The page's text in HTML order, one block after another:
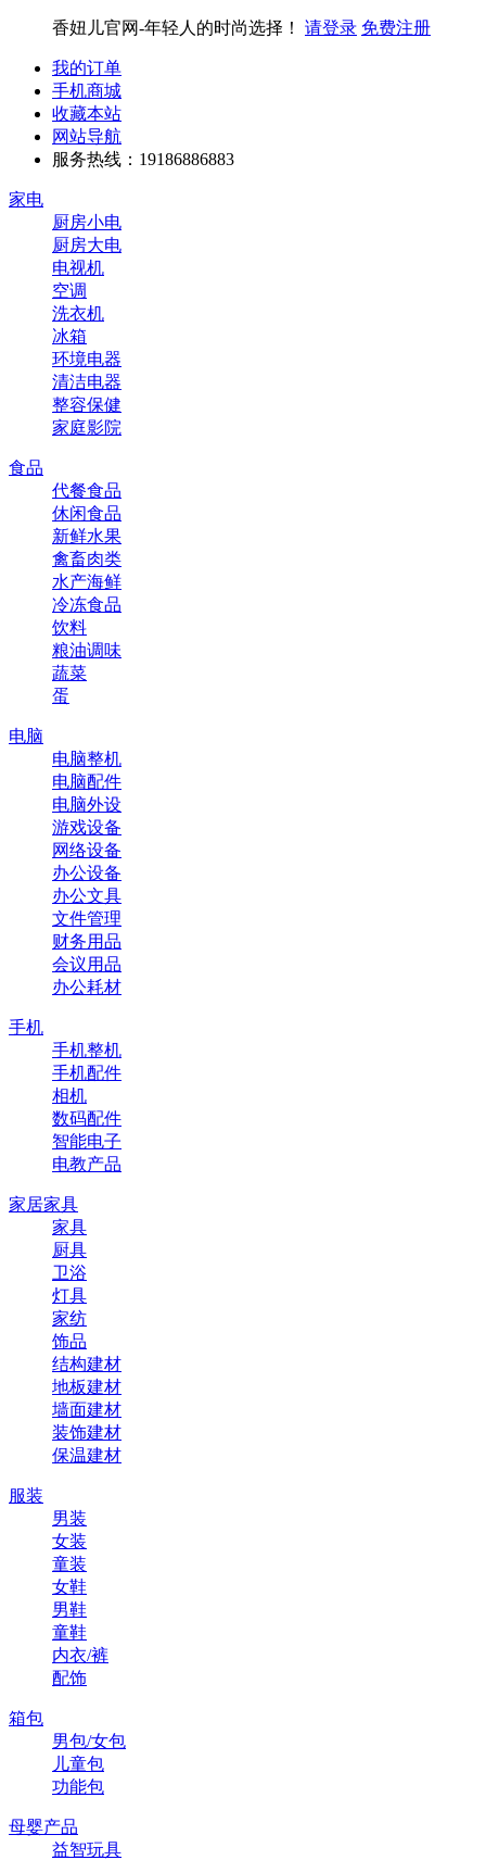
香妞儿官网-年轻人的时尚选择！ 请登录 免费注册
我的订单
手机商城
收藏本站
网站导航
服务热线：19186886883
家电
厨房小电
厨房大电
电视机
空调
洗衣机
冰箱
环境电器
清洁电器
整容保健
家庭影院
食品
代餐食品
休闲食品
新鲜水果
禽畜肉类
水产海鲜
冷冻食品
饮料
粮油调味
蔬菜
蛋
电脑
电脑整机
电脑配件
电脑外设
游戏设备
网络设备
办公设备
办公文具
文件管理
财务用品
会议用品
办公耗材
手机
手机整机
手机配件
相机
数码配件
智能电子
电教产品
家居家具
家具
厨具
卫浴
灯具
家纺
饰品
结构建材
地板建材
墙面建材
装饰建材
保温建材
服装
男装
女装
童装
女鞋
男鞋
童鞋
内衣/裤
配饰
箱包
男包/女包
儿童包
功能包
母婴产品
益智玩具